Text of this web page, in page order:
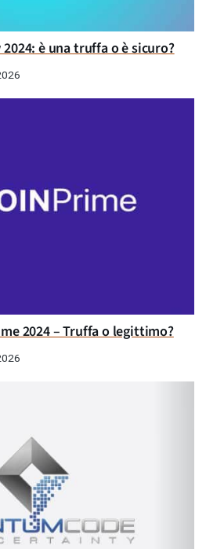
è una truffa o è sicuro?
2024 – Truffa o legittimo?